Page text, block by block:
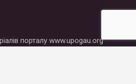
порталу www.upogau.org